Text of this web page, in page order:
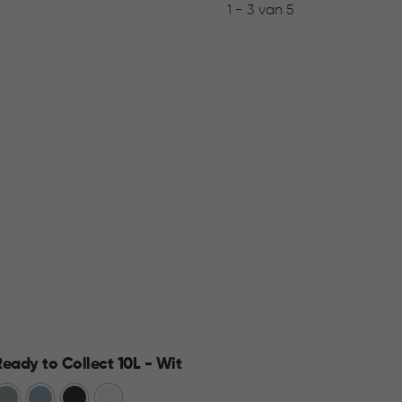
1 - 3 van 5
to Collect 10L - Wit
BlauwDonkergrijs